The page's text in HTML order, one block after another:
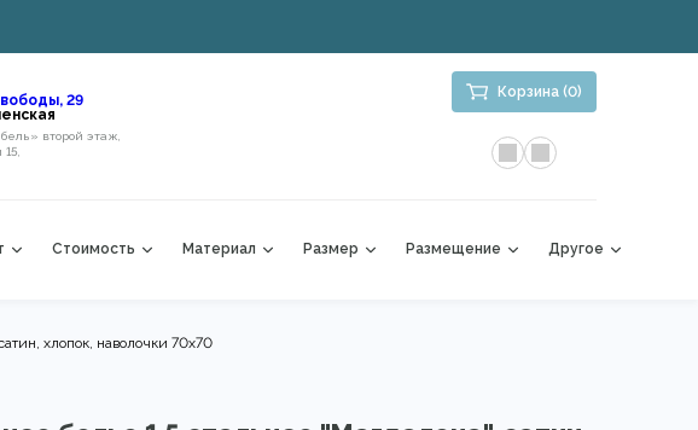
29
второй этаж,
15,
Корзина (0)
Стоимость Материал Размер Размещение Другое
хлопок, наволочки 70х70